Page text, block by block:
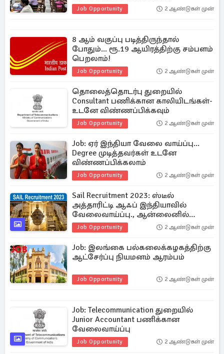
Job Opportunity 2 ஆண்டுகள் முன்
8 ஆம் வகுப்பு படித்திருந்தால்
போதும்... ரூ.19 ஆயிரத்திற்கு சம்பளம்
பெறலாம்!
Job Opportunity 2 ஆண்டுகள் முன்
தொலைத்தொடர்பு துறையில்
Consultant பணிக்கான காலியிடங்கள்-
உடனே விண்ணப்பிக்கவும்
Job Opportunity 2 ஆண்டுகள் முன்
Job: ஏர் இந்தியா வேலை வாய்ப்பு...
Degree முடித்தவர்கள் உடனே
விண்ணப்பிக்கலாம்
Job Opportunity 2 ஆண்டுகள் முன்
Sail Recruitment 2023: ஸ்டீல்
அத்தாரிட்டி ஆஃப் இந்தியாவில்
வேலைவாய்ப்பு., ஆன்லைனில்
விண்ணப்பிக்கவும்
Job Opportunity 2 ஆண்டுகள் முன்
Job: இலங்கை பல்கலைக்கழகத்திற்கு
ஆட்சேர்ப்பு நியமனம் ஆரம்பம்
Job Opportunity 2 ஆண்டுகள் முன்
Job: Telecommunication துறையில்
Junior Accountant பணிக்கான
வேலைவாய்ப்பு
Job Opportunity 2 ஆண்டுகள் முன்